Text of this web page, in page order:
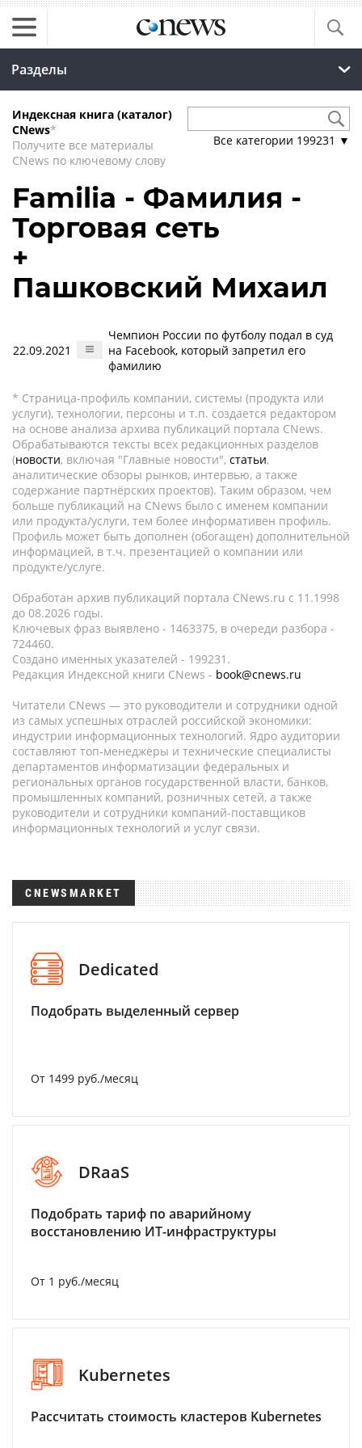
Разделы
Индексная книга (каталог)
CNews*
Получите все материалы
CNews по ключевому слову
Все категории 199231 ▼
Familia - Фамилия -
Торговая сеть
+
Пашковский Михаил
22.09.2021
Чемпион России по футболу подал в суд
на Facebook, который запретил его
фамилию
* Страница-профиль компании, системы (продукта или
услуги), технологии, персоны и т.п. создается редактором
на основе анализа архива публикаций портала CNews.
Обрабатываются тексты всех редакционных разделов
(новости, включая "Главные новости", статьи,
аналитические обзоры рынков, интервью, а также
содержание партнёрских проектов). Таким образом, чем
больше публикаций на CNews было с именем компании
или продукта/услуги, тем более информативен профиль.
Профиль может быть дополнен (обогащен) дополнительной
информацией, в т.ч. презентацией о компании или
продукте/услуге.
Обработан архив публикаций портала CNews.ru c 11.1998
до 08.2026 годы.
Ключевых фраз выявлено - 1463375, в очереди разбора -
724460.
Создано именных указателей - 199231.
Редакция Индексной книги CNews - book@cnews.ru
Читатели CNews — это руководители и сотрудники одной
из самых успешных отраслей российской экономики:
индустрии информационных технологий. Ядро аудитории
составляют топ-менеджеры и технические специалисты
департаментов информатизации федеральных и
региональных органов государственной власти, банков,
промышленных компаний, розничных сетей, а также
руководители и сотрудники компаний-поставщиков
информационных технологий и услуг связи.
CNEWSMARKET
Dedicated
Подобрать выделенный сервер
От 1499 руб./месяц
DRaaS
Подобрать тариф по аварийному
восстановлению ИТ-инфраструктуры
От 1 руб./месяц
Kubernetes
Рассчитать стоимость кластеров Kubernetes